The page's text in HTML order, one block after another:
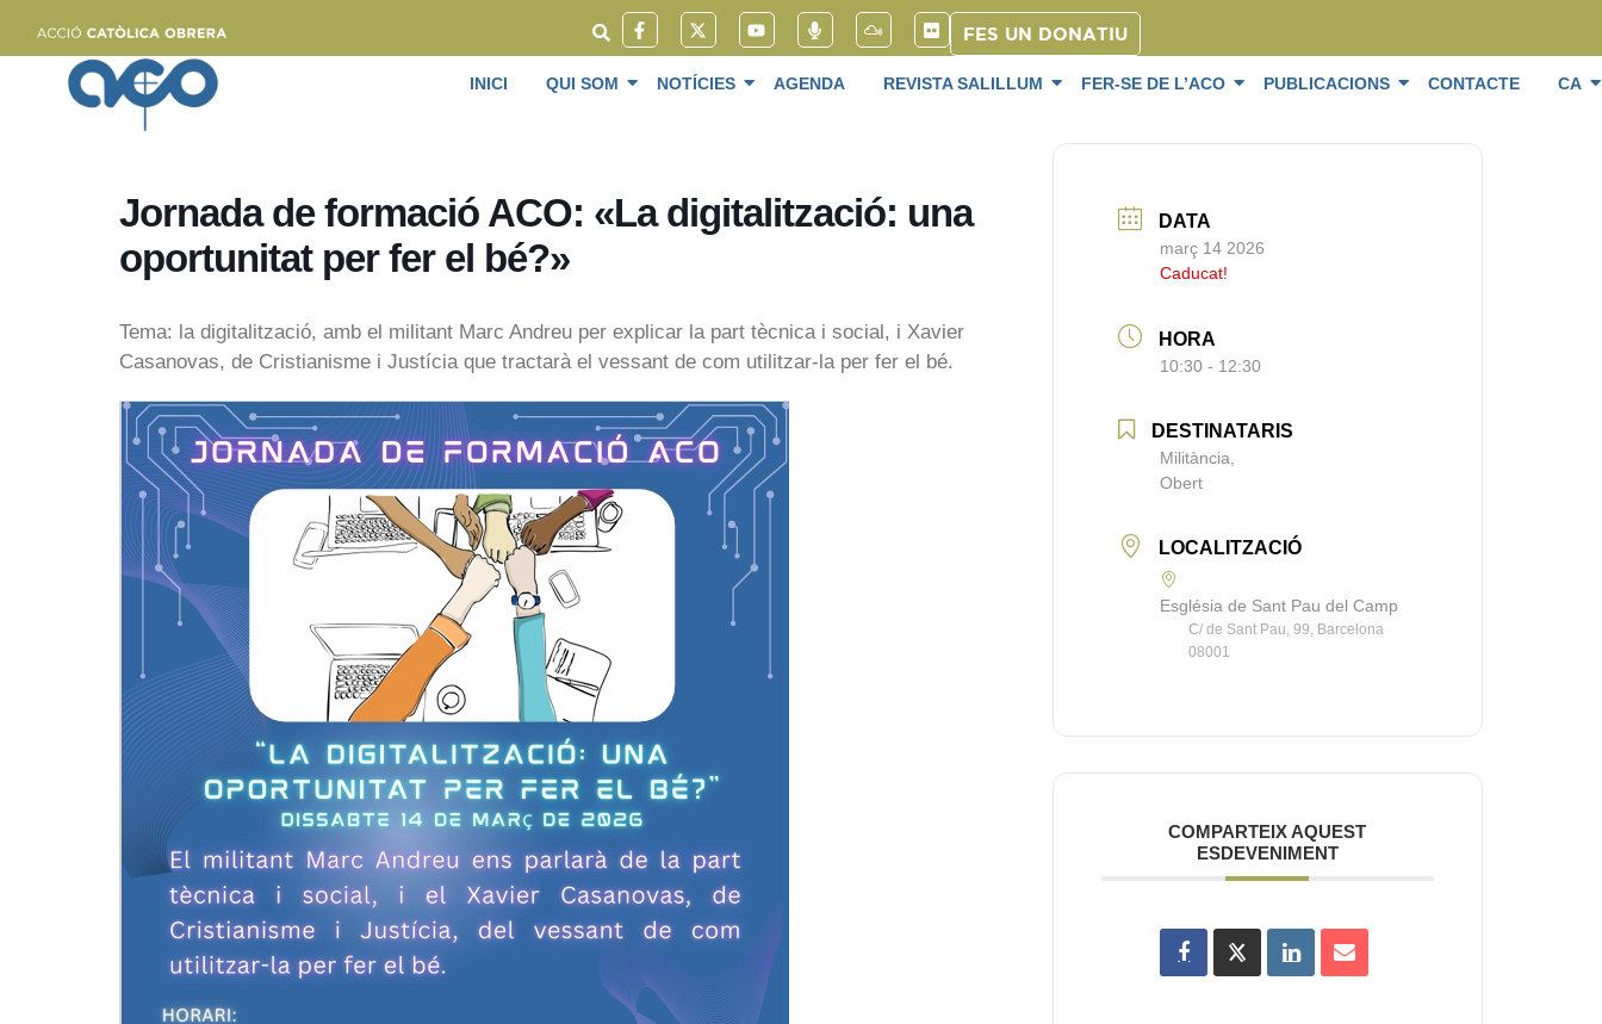
FES UN DONATIU
INICI QUI SOM NOTÍCIES AGENDA REVISTA SALILLUM FER-SE DE L’ACO PUBLICACIONS CONTACTE CA
Jornada de formació ACO: «La digitalització: una
oportunitat per fer el bé?»
Tema: la digitalització, amb el militant Marc Andreu per explicar la part tècnica i social, i Xavier
Casanovas, de Cristianisme i Justícia que tractarà el vessant de com utilitzar-la per fer el bé.
DATA
març 14 2026
Caducat!
HORA
10:30 - 12:30
DESTINATARIS
Militància,
Obert
LOCALITZACIÓ
Església de Sant Pau del Camp
C/ de Sant Pau, 99, Barcelona
08001
COMPARTEIX AQUEST
ESDEVENIMENT